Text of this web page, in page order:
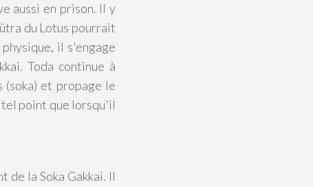
aussi en prison. Il y
du Lotus pourrait
il s'engage
Toda continue à
et propage le
tel point que lorsqu'il
de la Soka Gakkai. Il